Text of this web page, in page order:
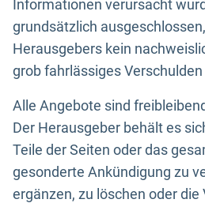
Informationen verursacht
grundsätzlich
Herausgebers kein
grob fahrlässiges
Alle Angebote sind
Der Herausgeber behält es
Teile der Seiten oder das
gesonderte Ankündigung zu
ergänzen, zu löschen oder